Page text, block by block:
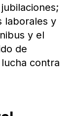
laborales y
y el
de
contra